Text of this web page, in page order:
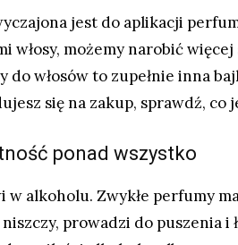
jest do aplikacji
włosy, możemy narobić
do włosów to zupełnie inna
się na zakup, sprawdź, co
ponad wszystko
alkoholu. Zwykłe perfumy
prowadzi do puszenia i